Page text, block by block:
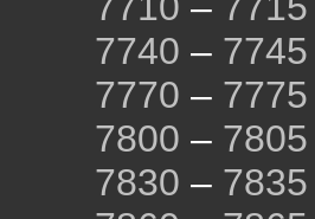
7740 – 7745
7770 – 7775
7800 – 7805
7830 – 7835